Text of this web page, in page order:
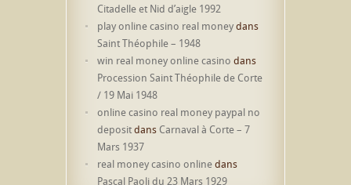
Citadelle et Nid d’aigle 1992
play online casino real moneydans
Saint Théophile – 1948
win real money online casino dans
Procession Saint Théophile de Corte
/ 19 Mai 1948
online casino real money paypal no
depositdans Carnaval à Corte – 7
Mars 1937
real money casino onlinedans
Pascal Paoli du 23 Mars 1929